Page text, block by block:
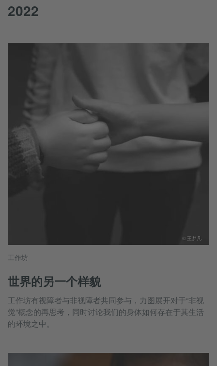
2022
工作坊
世界的另一个样貌
工作坊有视障者与非视障者共同参与，力图展开对于“非视
觉”概念的再思考，同时讨论我们的身体如何存在于其生活
的环境之中。
© 王梦凡